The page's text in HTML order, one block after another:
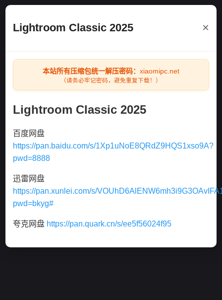
Lightroom Classic 2025 ×
本站所有压缩包统一解压密码： xiaomipc.net
（请务必牢记密码，避免重复下载！）
Lightroom Classic 2025
百度网盘
https://pan.baidu.com/s/1Xp1uNoE8QRdZ9HQS1xso9A?
pwd=8888
迅雷网盘
https://pan.xunlei.com/s/
pwd=bkyg#
夸克网盘 https://pan.quark.cn/s/ee5f56024f95